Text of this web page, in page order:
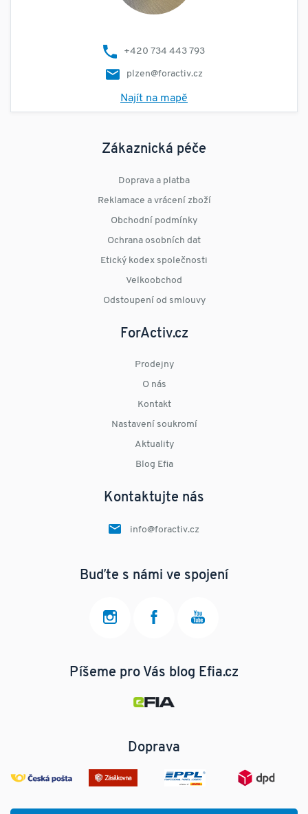
+420 734 443 793
plzen@foractiv.cz
Najít na mapě
Zákaznická péče
Doprava a platba
Reklamace a vrácení zboží
Obchodní podmínky
Ochrana osobních dat
Etický kodex společnosti
Velkoobchod
Odstoupení od smlouvy
ForActiv.cz
Prodejny
O nás
Kontakt
Nastavení soukromí
Aktuality
Blog Efia
Kontaktujte nás
info@foractiv.cz
Buďte s námi ve spojení
Píšeme pro Vás blog Efia.cz
Doprava